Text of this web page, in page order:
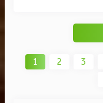
1 2 3